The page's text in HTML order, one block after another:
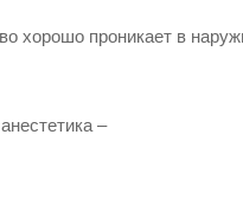
хорошо проникает в
–